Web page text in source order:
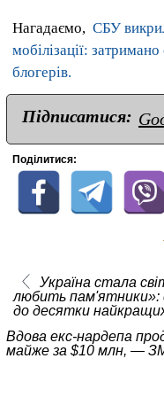
Нагадаємо, СБУ
мобілізації:
блогерів.
Підписатися:
Поділитися:
Україна стала
любить пам'ятники»:
до десятки
Вдова екс-нардепа
майже за $10 млн, —